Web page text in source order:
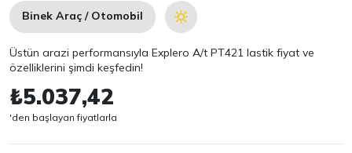
Binek Araç / Otomobil
Üstün arazi performansıyla Explero A/t PT421 lastik fiyat ve
özelliklerini şimdi keşfedin!
₺5.037,42
'den başlayan fiyatlarla